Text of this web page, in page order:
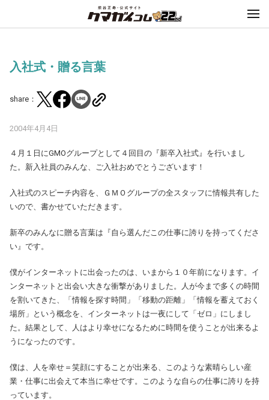
入社式・贈る言葉
share：
2004年4月4日
４月１日にGMOグループとして４回目の『新卒入社式』を行いまし
た。新入社員のみんな、ご入社おめでとうございます！
入社式のスピーチ内容を、ＧＭＯグループの全スタッフに情報共有した
いので、書かせていただきます。
新卒のみんなに贈る言葉は『自ら選んだこの仕事に誇りを持ってくださ
い』です。
僕がインターネットに出会ったのは、いまから１０年前になります。イ
ンターネットと出会い大きな衝撃がありました。人が今まで多くの時間
を割いてきた、「情報を探す時間」「移動の距離」「情報を蓄えておく
場所」という概念を、インターネットは一夜にして「ゼロ」にしまし
た。結果として、人はより幸せになるために時間を使うことが出来るよ
うになったのです。
僕は、人を幸せ＝笑顔にすることが出来る、このような素晴らしい産
業・仕事に出会えて本当に幸せです。このような自らの仕事に誇りを持
っています。